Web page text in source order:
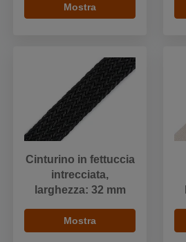
Mostra
Cinturino in fettuccia
intrecciata,
larghezza: 32 mm
Mostra